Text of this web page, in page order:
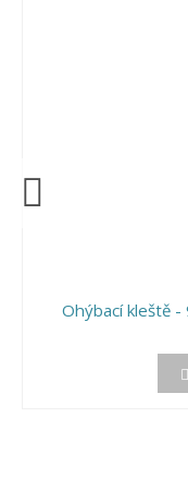
Ohýbací kleště -